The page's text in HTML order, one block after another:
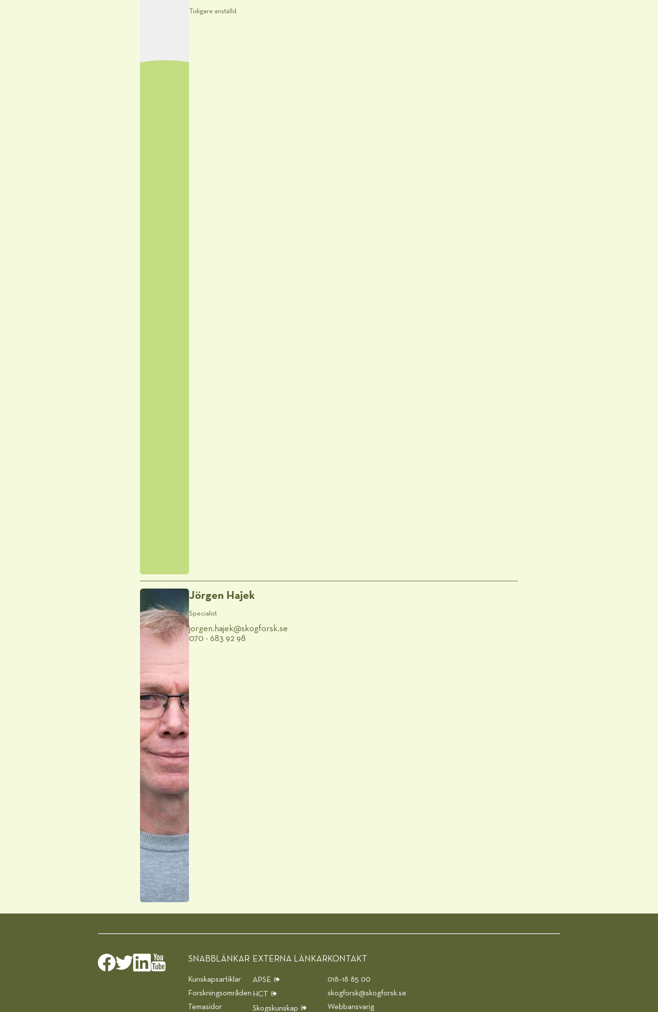
Tidigare anställd
Jörgen Hajek
Specialist
jorgen.hajek@​skogforsk.se
070 - 683 92 98
SNABBLÄNKAR
Kunskapsartiklar
Forskningsområden
Temasidor
EXTERNA LÄNKAR
APSE
HCT
Skogskunskap
KONTAKT
018–18 85 00
skogforsk@skogforsk.se
Webbansvarig